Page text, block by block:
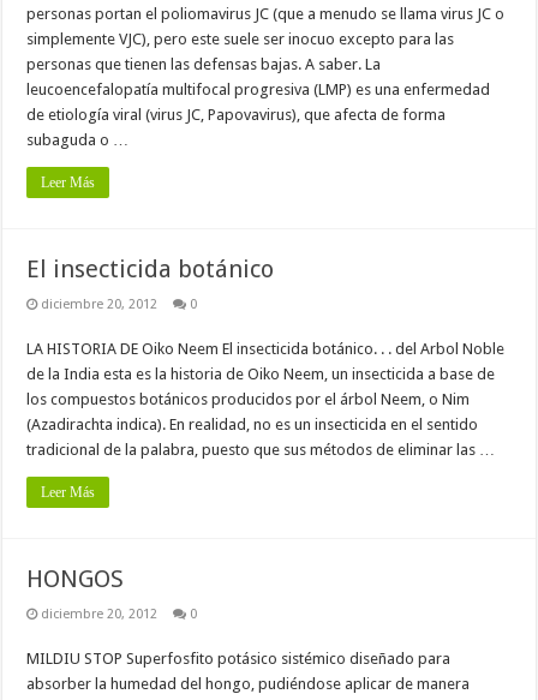
personas portan el poliomavirus JC (que a menudo se llama virus JC o
simplemente VJC), pero este suele ser inocuo excepto para las
personas que tienen las defensas bajas. A saber. La
leucoencefalopatía multifocal progresiva (LMP) es una enfermedad
de etiología viral (virus JC, Papovavirus), que afecta de forma
subaguda o …
Leer Más
El insecticida botánico
diciembre 20, 2012 0
LA HISTORIA DE Oiko Neem El insecticida botánico. . . del Arbol Noble
de la India esta es la historia de Oiko Neem, un insecticida a base de
los compuestos botánicos producidos por el árbol Neem, o Nim
(Azadirachta indica). En realidad, no es un insecticida en el sentido
tradicional de la palabra, puesto que sus métodos de eliminar las …
Leer Más
HONGOS
diciembre 20, 2012 0
MILDIU STOP Superfosfito potásico sistémico diseñado para
absorber la humedad del hongo, pudiéndose aplicar de manera